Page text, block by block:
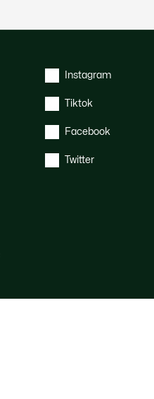
Instagram
Tiktok
Facebook
Twitter